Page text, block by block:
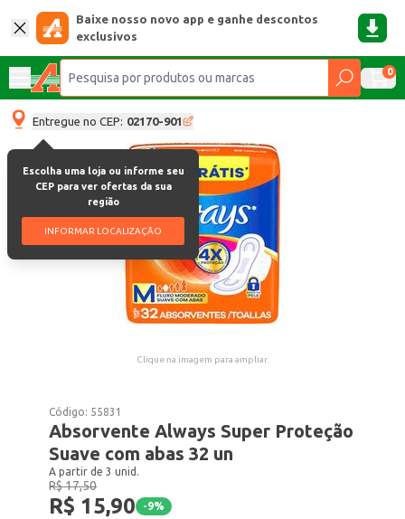
Baixe nosso novo app e ganhe descontos
exclusivos
0
Entregue no CEP: 02170-901
Escolha uma loja ou informe seu
CEP para ver ofertas da sua
região
INFORMAR LOCALIZAÇÃO
Clique na imagem para ampliar.
Código: 55831
Absorvente Always Super Proteção
Suave com abas 32 un
A partir de 3 unid.
R$ 17,50
R$ 15,90 -9%